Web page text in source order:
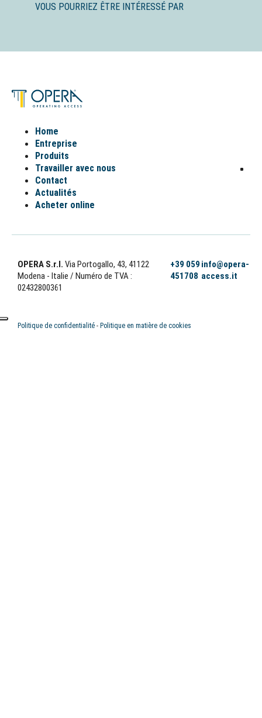
VOUS POURRIEZ ÊTRE INTÉRESSÉ PAR
Home
Entreprise
Produits
Travailler avec nous
Contact
Actualités
Acheter online
OPERA S.r.l. Via Portogallo, 43, 41122
Modena - Italie / Numéro de TVA :
02432800361
+39 059
451708
info@opera-
access.it
Politique de confidentialité - Politique en matière de cookies